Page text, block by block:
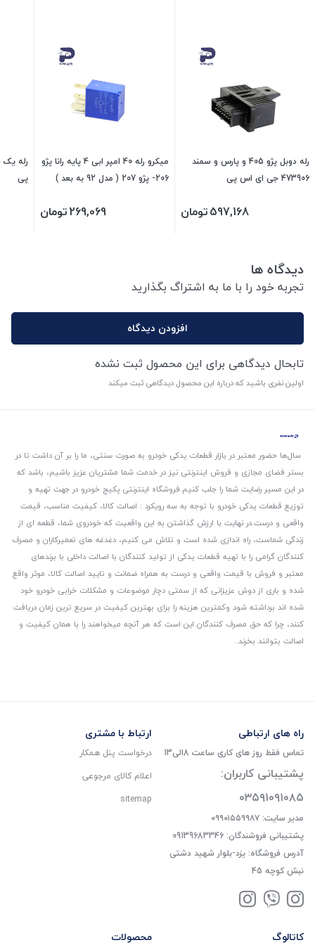
رله دوبل پژو 405 و پارس و سمند
473906 جی ای اس پی
597,168تومان
میکرو رله 40 امپر ابی 4 پایه رانا پژو
206- پژو 207 ( مدل 92 به بعد )
269,069تومان
پی
دیدگاه ها
تجربه خود را با ما به اشتراگ بگذارید
افزودن دیدگاه
تابحال دیدگاهی برای این محصول ثبت نشده
اولین نفری باشید که درباره این محصول دیدگاهی ثبت میکند
سال‌ها حضور معتبر در بازار قطعات یدکی خودرو به صورت سنتی، ما را بر آن داشت تا در
بستر فضای مجازی و فروش اینترنتی نیز در خدمت شما مشتریان عزیز باشیم، باشد که
در این مسیر رضایت شما را جلب کنیم.فروشگاه اینترنتی پکیج خودرو در جهت تهیه و
توزیع قطعات یدکی خودرو با توجه به سه رویکرد : اصالت کالا، کیفیت مناسب، قیمت
واقعی و درست.در نهایت با ارزش گذاشتن به این واقعیت که خودروی شما، قطعه ای از
زندگی شماست، راه اندازی شده است و تلاش می کنیم، دغدغه های تعمیرکاران و مصرف
کنندگان گرامی را با تهیه قطعات یدکی از تولید کنندگان با اصالت داخلی با برندهای
معتبر و فروش با قیمت واقعی و درست به همراه ضمانت و تایید اصالت کالا، موثر واقع
شده و باری از دوش عزیزانی که از سمتی دچار موضوعات و مشکلات خرابی خودرو خود
شده اند برداشته شود و‌کمترین هزینه را برای بهترین کیفیت در سریع ترین زمان دریافت
کنند، چرا که حق مصرف کنندگان این است که هر آنچه میخواهند را با همان کیفیت و
اصالت بتوانند بخرند..
راه های ارتباطی
تماس فقط روز های کاری ساعت 8الی13
پشتیبانی کاربران:
۰۳۵۹۱۰۹۱۰۸۵
مدیر سایت: ۰۹۹۰۱۵۵۹۹۸۷
پشتیبانی فروشندگان: 09139683346
آدرس فروشگاه: یزد-بلوار شهید دشتی
نبش کوچه 45
ارتباط با مشتری
درخواست پنل همکار
اعلام کالای مرجوعی
sitemap
کاتالوگ محصولات